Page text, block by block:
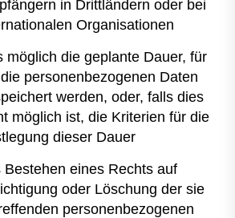
in Drittländern oder bei
Organisationen
möglich die geplante Dauer, für
personenbezogenen Daten
werden, oder, falls dies
möglich ist, die Kriterien für die
dieser Dauer
Bestehen eines Rechts auf
oder Löschung der sie
personenbezogenen